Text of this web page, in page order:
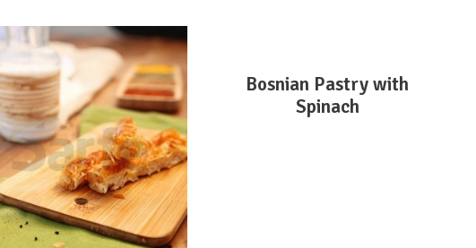
DEVAMINI OKU
Bosnian Pastry with
Spinach